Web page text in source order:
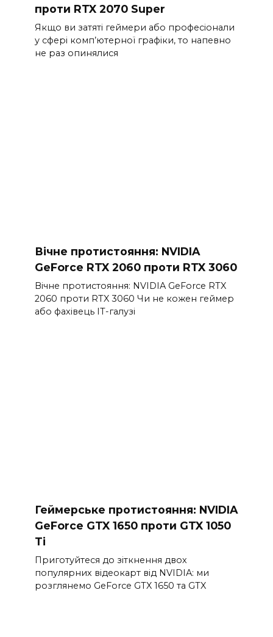
проти RTX 2070 Super
Якщо ви затяті геймери або професіонали
у сфері комп’ютерної графіки, то напевно
не раз опинялися
Вічне протистояння: NVIDIA
GeForce RTX 2060 проти RTX 3060
Вічне протистояння: NVIDIA GeForce RTX
2060 проти RTX 3060 Чи не кожен геймер
або фахівець ІТ-галузі
Геймерське протистояння: NVIDIA
GeForce GTX 1650 проти GTX 1050
Ti
Приготуйтеся до зіткнення двох
популярних відеокарт від NVIDIA: ми
розглянемо GeForce GTX 1650 та GTX